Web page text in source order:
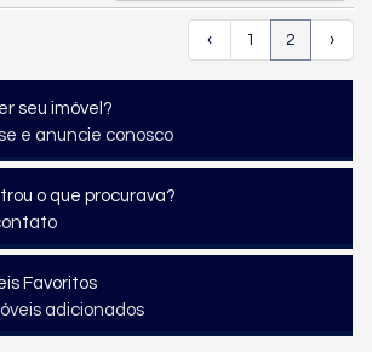
‹ 1 2 ›
seu imóvel?
e anuncie conosco
o que procurava?
Favoritos
adicionados